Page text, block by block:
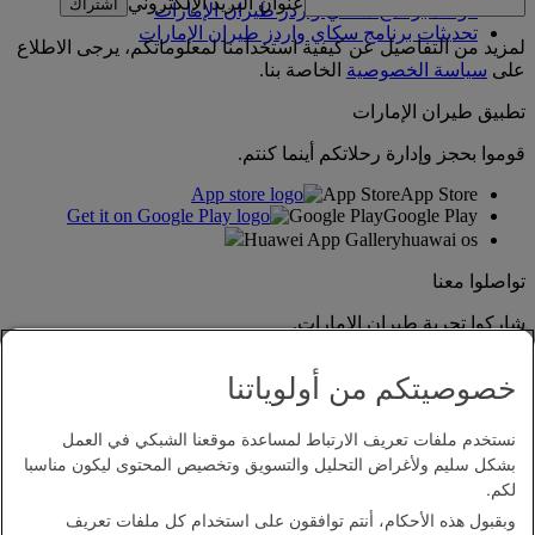
قواعد برنامج سكاي واردز طيران الإمارات
تحديثات برنامج سكاي واردز طيران الإمارات
اشتراك
لمزيد من التفاصيل عن كيفية استخدامنا لمعلوماتكم، يرجى الاطلاع
على سياسة الخصوصية الخاصة بنا.
تطبيق طيران الإمارات
قوموا بحجز وإدارة رحلاتكم أينما كنتم.
App StoreApp Store
Google PlayGoogle Play
Huawei App Galleryhuawai os
تواصلوا معنا
شاركوا تجربة طيران الإمارات.
خصوصيتكم من أولوياتنا
نستخدم ملفات تعريف الارتباط لمساعدة موقعنا الشبكي في العمل
بشكل سليم ولأغراض التحليل والتسويق وتخصيص المحتوى ليكون مناسبا
لكم.
وبقبول هذه الأحكام، أنتم توافقون على استخدام كل ملفات تعريف